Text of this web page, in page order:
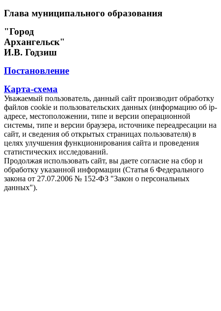
Глава муниципального образования
"Город
Архангельск"
И.В. Годзиш
Постановление
Карта-схема
Уважаемый пользователь, данный сайт производит обработку
файлов cookie и пользовательских данных (информацию об ip-
адресе, местоположении, типе и версии операционной
системы, типе и версии браузера, источнике переадресации на
сайт, и сведения об открытых страницах пользователя) в
целях улучшения функционирования сайта и проведения
статистических исследований.
Продолжая использовать сайт, вы даете согласие на сбор и
обработку указанной информации (Статья 6 Федерального
закона от 27.07.2006 № 152-ФЗ "Закон о персональных
данных").